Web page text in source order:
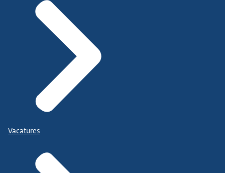
Vacatures